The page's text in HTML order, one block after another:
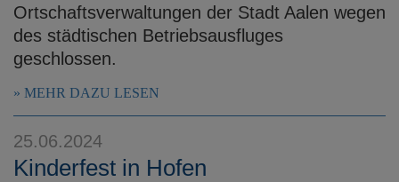
Ortschaftsverwaltungen der Stadt Aalen wegen
des städtischen Betriebsausfluges
geschlossen.
MEHR DAZU LESEN
25.06.2024
Kinderfest in Hofen